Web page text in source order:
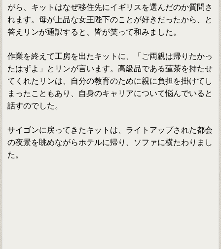
がら、キットはなぜ移住先にイギリスを選んだのか質問さ
れます。母が上品な女王陛下のことが好きだったから、と
答えリンが通訳すると、皆が笑って和みました。
作業を終えて工房を出たキットに、「ご両親は帰りたかっ
たはずよ」とリンが言います。高級品である蓮茶を持たせ
てくれたリンは、自分の教育のために親に負担を掛けてし
まったこともあり、自身のキャリアについて悩んでいると
話すのでした。
サイゴンに戻ってきたキットは、ライトアップされた都会
の夜景を眺めながらホテルに帰り、ソファに横たわりまし
た。